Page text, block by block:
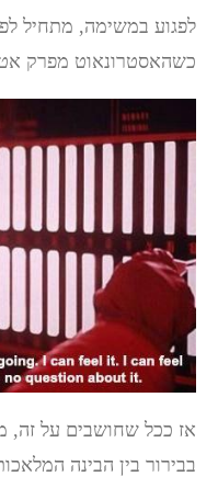
לפגוע במשימה, מתחיל
כשהאסטרונאוט מפרק אט
אז ככל שחושבים על זה,
בבירור בין הבינה